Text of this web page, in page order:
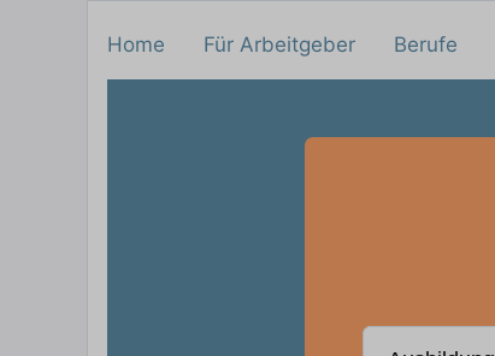
Home Für Arbeitgeber Berufe